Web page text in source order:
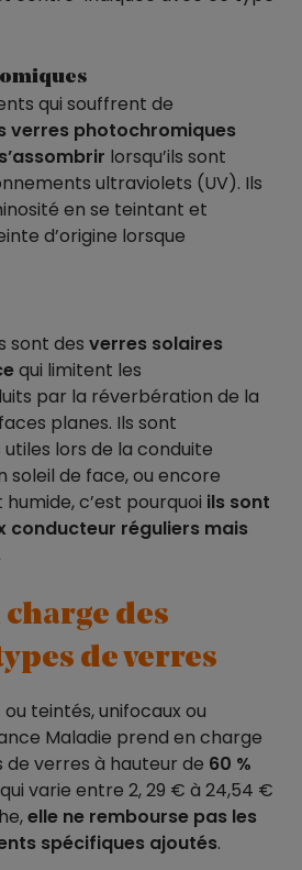
qui souffrent de
verres photochromiques
lorsqu’ils sont
ultraviolets (UV). Ils
en se teintant et
d’origine lorsque
sont des verres solaires
qui limitent les
par la réverbération de la
planes. Ils sont
lors de la conduite
soleil de face, ou encore
c’est pourquoi ils sont
conducteur réguliers mais
des
de verres
ou teintés, unifocaux ou
Maladie prend en charge
verres à hauteur de 60 %
qui varie entre 2, 29 € à 24,54 €
elle ne rembourse pas les
spécifiques ajoutés.